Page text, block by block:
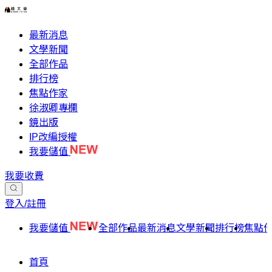
最新消息
文學新聞
全部作品
排行榜
焦點作家
徐淑卿專欄
鏡出版
IP改編授權
我要儲值
我要收費
登入/註冊
我要儲值 全部作品最新消息文學新聞排行榜焦點
首頁